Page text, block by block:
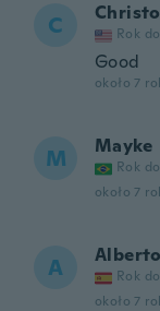
C Rok
Good
około 7
M Mayke
Rok
około 7
A Rok
około 7